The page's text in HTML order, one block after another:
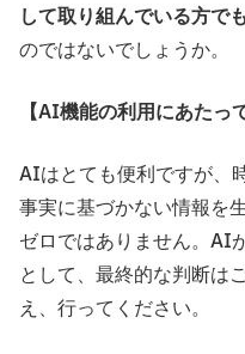
して取り組んでいる方で
のではないでしょうか。
【AI機能の利用にあたっ
AIはとても便利ですが、
事実に基づかない情報を
ゼロではありません。AI
として、最終的な判断は
え、行ってください。